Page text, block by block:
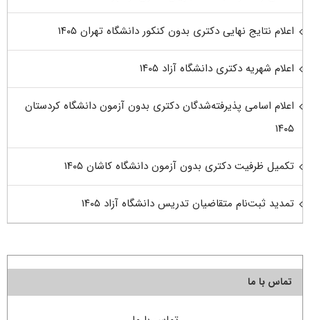
اعلام نتایج نهایی دکتری بدون کنکور دانشگاه تهران ۱۴۰۵
اعلام شهریه دکتری دانشگاه آزاد ۱۴۰۵
اعلام اسامی پذیرفته‌شدگان دکتری بدون آزمون دانشگاه کردستان
۱۴۰۵
تکمیل ظرفیت دکتری بدون آزمون دانشگاه کاشان ۱۴۰۵
تمدید ثبت‌نام متقاضیان تدریس دانشگاه آزاد ۱۴۰۵
تماس با ما